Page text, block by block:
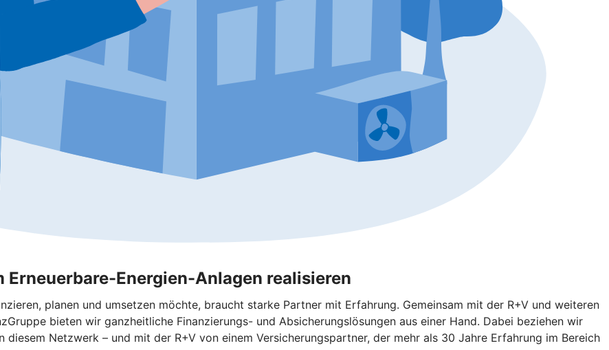
Energien-Anlagen realisieren
planen und umsetzen möchte, braucht starke Partner mit Erfahrung. Gemeinsam mit der R+V und weiteren
bieten wir ganzheitliche Finanzierungs- und Absicherungslösungen aus einer Hand. Dabei beziehen wir
Netzwerk – und mit der R+V von einem Versicherungspartner, der mehr als 30 Jahre Erfahrung im Bereich